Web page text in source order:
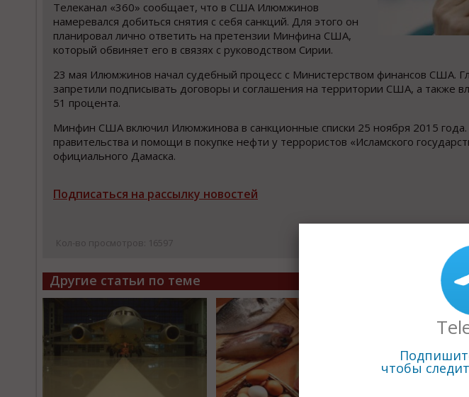
Телеканал «360» сообщает, что в США Илюмжинов
намеревался добиться снятия с себя санкций. Для этого он
планировал лично ответить на претензии Минфина США,
который обвиняет его в связях с руководством Сирии.
23 мая Илюмжинов начал судебный процесс с Министерством финансов США.
запретили подписывать договоры и соглашения на территории США, а также
51 процента.
Минфин США включил Илюмжинова в санкционные списки 25 ноября 2015 года.
правительства и помощи в покупке нефти у террористов «Исламского
официального Дамаска.
Подписаться на рассылку новостей
Кол-во просмотров: 16597
Другие статьи по теме
чтобы